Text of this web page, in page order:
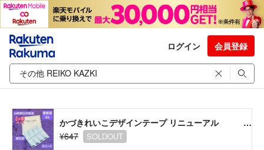
ログイン 会員登録
かづきれいこデザインテープ リニューアル ★最新版★イージータイプEX
¥647
SOLDOUT